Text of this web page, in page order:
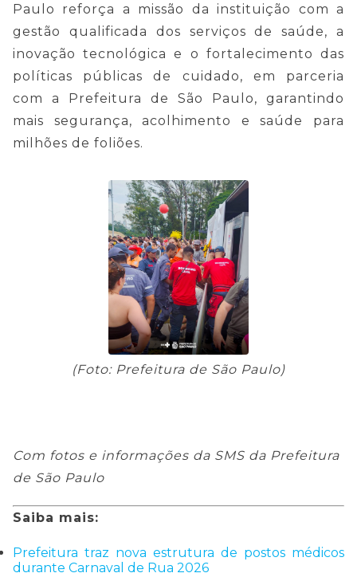
Paulo reforça a missão da instituição com a
gestão qualificada dos serviços de saúde, a
inovação tecnológica e o fortalecimento das
políticas públicas de cuidado, em parceria
com a Prefeitura de São Paulo, garantindo
mais segurança, acolhimento e saúde para
milhões de foliões.
(Foto: Prefeitura de São Paulo)
Com fotos e informações da SMS da Prefeitura
de São Paulo
Saiba mais:
Prefeitura traz nova estrutura de postos médicos
durante Carnaval de Rua 2026